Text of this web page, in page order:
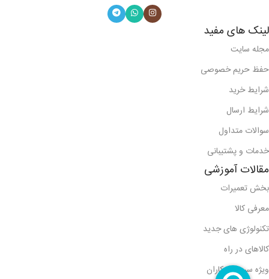
لینک های مفید
مجله سایت
حفظ حریم خصوصی
شرایط خرید
شرایط ارسال
سوالات متداول
خدمات و پشتیبانی
مقالات آموزشی
بخش تعمیرات
معرفی کالا
تکنولوژی های جدید
کالاهای در راه
ویژه سرویس کاران